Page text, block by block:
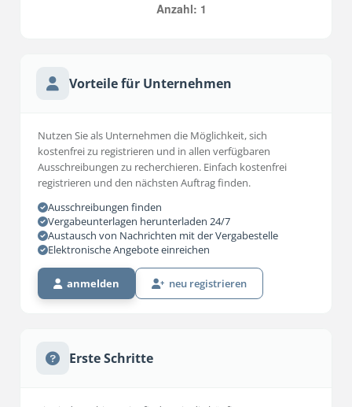
Anzahl: 1
Vorteile für Unternehmen
Nutzen Sie als Unternehmen die Möglichkeit, sich
kostenfrei zu registrieren und in allen verfügbaren
Ausschreibungen zu recherchieren. Einfach kostenfrei
registrieren und den nächsten Auftrag finden.
Ausschreibungen finden
Vergabeunterlagen herunterladen 24/7
Austausch von Nachrichten mit der Vergabestelle
Elektronische Angebote einreichen
anmelden neu registrieren
Erste Schritte